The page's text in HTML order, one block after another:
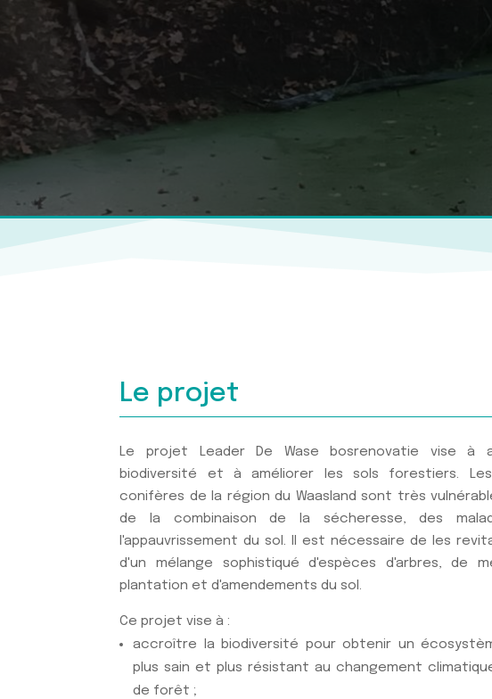
Le projet
Le projet Leader De Wase bosrenovatie vise à
biodiversité et à améliorer les sols forestiers.
conifères de la région du Waasland sont très
de la combinaison de la sécheresse, des
l'appauvrissement du sol. Il est nécessaire de les
d'un mélange sophistiqué d'espèces d'arbres, de
plantation et d'amendements du sol.
Ce projet vise à :
accroître la biodiversité pour obtenir un
plus sain et plus résistant au changement
de forêt ;